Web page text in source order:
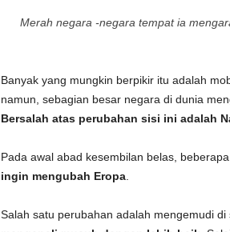
Merah negara -negara tempat ia
Banyak yang mungkin berpikir itu adalah
namun, sebagian besar negara di dunia
Bersalah atas perubahan sisi ini adalah
Pada awal abad kesembilan belas,
ingin mengubah Eropa.
Salah satu perubahan adalah mengemudi